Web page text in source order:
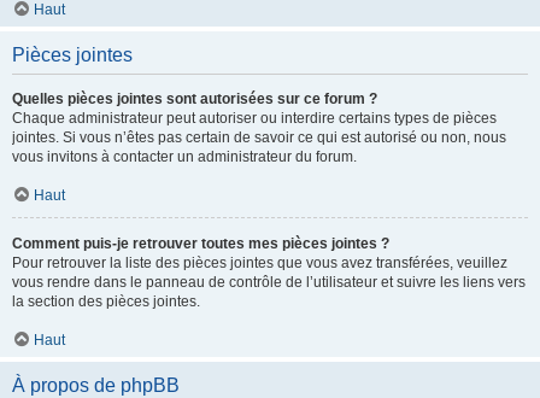
Haut
Pièces jointes
Quelles pièces jointes sont autorisées sur ce forum ?
Chaque administrateur peut autoriser ou interdire certains types de pièces
jointes. Si vous n’êtes pas certain de savoir ce qui est autorisé ou non, nous
vous invitons à contacter un administrateur du forum.
Haut
Comment puis-je retrouver toutes mes pièces jointes ?
Pour retrouver la liste des pièces jointes que vous avez transférées, veuillez
vous rendre dans le panneau de contrôle de l’utilisateur et suivre les liens vers
la section des pièces jointes.
Haut
À propos de phpBB